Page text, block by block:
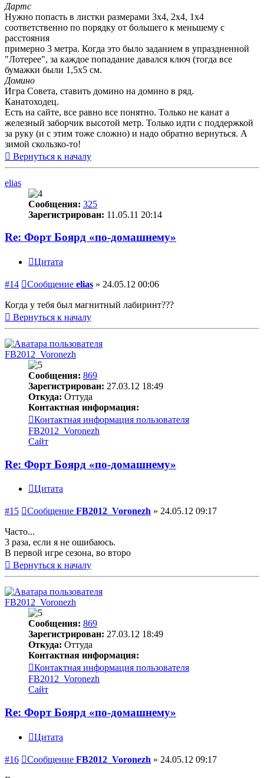
Дартс
Нужно попасть в листки размерами 3х4, 2х4, 1х4
соответственно по порядку от большего к меньшему с
расстояния
примерно 3 метра. Когда это было заданием в упраздненной
"Лотерее", за каждое попадание давался ключ (тогда все
бумажки были 1,5х5 см.
Домино
Игра Совета, ставить домино на домино в ряд.
Канатоходец.
Есть на сайте, все равно все понятно. Только не канат а
железный заборчик высотой метр. Только идти с поддержкой
за руку (и с этим тоже сложно) и надо обратно вернуться. А
зимой скользко-то!
Вернуться к началу
elias
Сообщения: 325
Зарегистрирован: 11.05.11 20:14
Re: Форт Боярд «по-домашнему»
Цитата
#14 Сообщение elias » 24.05.12 00:06
Когда у тебя был магнитный лабиринт???
Вернуться к началу
FB2012_Voronezh
Сообщения: 869
Зарегистрирован: 27.03.12 18:49
Откуда: Оттуда
Контактная информация:
Контактная информация пользователя
FB2012_Voronezh
Сайт
Re: Форт Боярд «по-домашнему»
Цитата
#15 Сообщение FB2012_Voronezh » 24.05.12 09:17
Часто...
3 раза, если я не ошибаюсь.
В первой игре сезона, во второ
Вернуться к началу
FB2012_Voronezh
Сообщения: 869
Зарегистрирован: 27.03.12 18:49
Откуда: Оттуда
Контактная информация:
Контактная информация пользователя
FB2012_Voronezh
Сайт
Re: Форт Боярд «по-домашнему»
Цитата
#16 Сообщение FB2012_Voronezh » 24.05.12 09:17